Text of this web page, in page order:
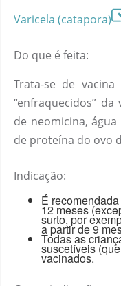
Varicela (catapora)
Do que é feita:
Trata-se de
“enfraquecidos”
de neomicina,
de proteína do ovo
Indicação:
É
12 meses
surto, por
a partir de 9
Todas as
suscetíveis
vacinados.